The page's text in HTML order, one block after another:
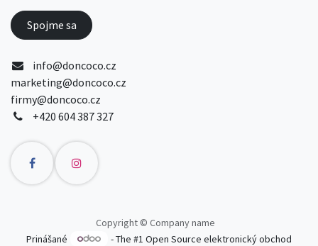
Spojme sa
info@doncoco.cz
marketing@doncoco.cz
firmy@doncoco.cz
+420 604 387 327
Copyright © Company name
Prinášané
- The #1 Open Source elektronický obchod